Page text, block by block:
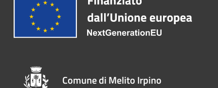
Comune di Melito Irpino